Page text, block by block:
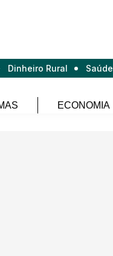
Dinheiro Rural Saúde
ECONOMIA